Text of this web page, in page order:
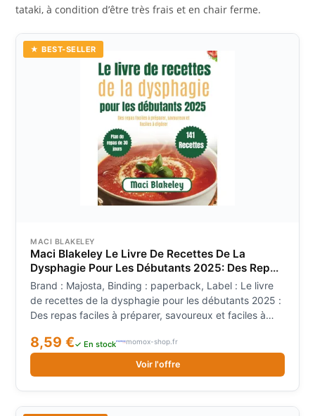
tataki, à condition d’être très frais et en chair ferme.
★ BEST-SELLER
MACI BLAKELEY
Maci Blakeley Le Livre De Recettes De La
Dysphagie Pour Les Débutants 2025: Des Repas
Faciles À Préparer, Savoureux Et Faciles À
Digérer
Brand : Majosta, Binding : paperback, Label : Le livre
de recettes de la dysphagie pour les débutants 2025 :
Des repas faciles à préparer, savoureux et faciles à
publicationDate : 2024-10-22, authors : Maci Blakeley,
languages : french
8,59 €✓ En stock momox-shop.fr
Voir l'offre